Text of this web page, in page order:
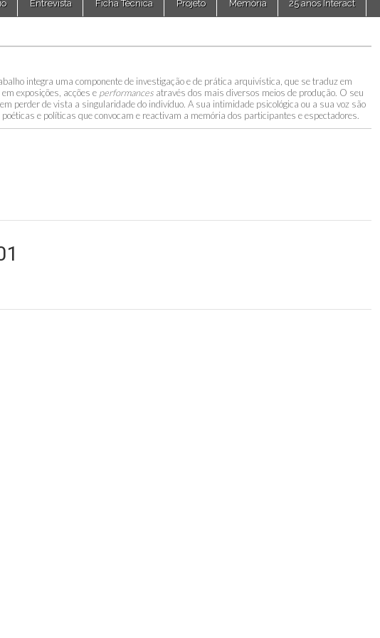
Entrevista Ficha Técnica Projeto Memória 25 anos Interact
integra uma componente de investigação e de prática arquivística, que se traduz em
exposições, acções e performances através dos mais diversos meios de produção. O seu
perder de vista a singularidade do indivíduo. A sua intimidade psicológica ou a sua voz são
e políticas que convocam e reactivam a memória dos participantes e espectadores.